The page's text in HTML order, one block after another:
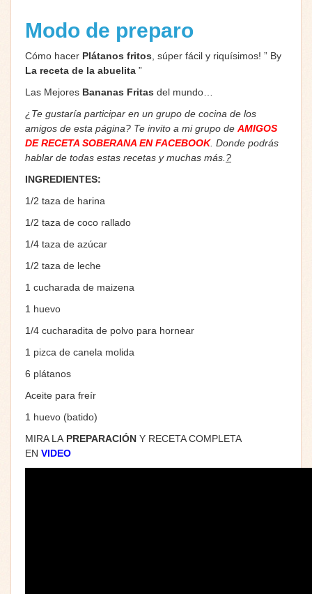
Modo de preparo
Cómo hacer Plátanos fritos , súper fácil y riquísimos! ” By
La receta de la abuelita ”
Las Mejores Bananas Fritas del mundo…
¿Te gustaría participar en un grupo de cocina de los
amigos de esta página? Te invito a mi grupo de AMIGOS
DE RECETA SOBERANA EN FACEBOOK. Donde podrás
hablar de todas estas recetas y muchas más. ?
INGREDIENTES:
1/2 taza de harina
1/2 taza de coco rallado
1/4 taza de azúcar
1/2 taza de leche
1 cucharada de maizena
1 huevo
1/4 cucharadita de polvo para hornear
1 pizca de canela molida
6 plátanos
Aceite para freír
1 huevo (batido)
MIRA LA PREPARACIÓN Y RECETA COMPLETA
EN VIDEO